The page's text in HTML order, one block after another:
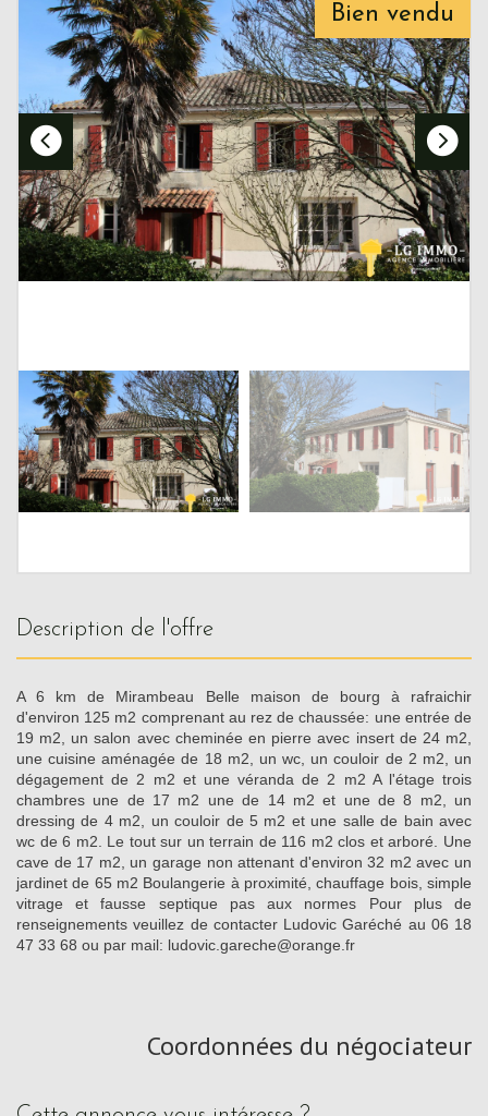
Bien vendu
description de l'offre
A 6 km de Mirambeau Belle maison de bourg à rafraichir
d'environ 125 m2 comprenant au rez de chaussée: une entrée de
19 m2, un salon avec cheminée en pierre avec insert de 24 m2,
une cuisine aménagée de 18 m2, un wc, un couloir de 2 m2, un
dégagement de 2 m2 et une véranda de 2 m2 A l'étage trois
chambres une de 17 m2 une de 14 m2 et une de 8 m2, un
dressing de 4 m2, un couloir de 5 m2 et une salle de bain avec
wc de 6 m2. Le tout sur un terrain de 116 m2 clos et arboré. Une
cave de 17 m2, un garage non attenant d'environ 32 m2 avec un
jardinet de 65 m2 Boulangerie à proximité, chauffage bois, simple
vitrage et fausse septique pas aux normes Pour plus de
renseignements veuillez de contacter Ludovic Garéché au 06 18
47 33 68 ou par mail: ludovic.gareche@orange.fr
Coordonnées du négociateur